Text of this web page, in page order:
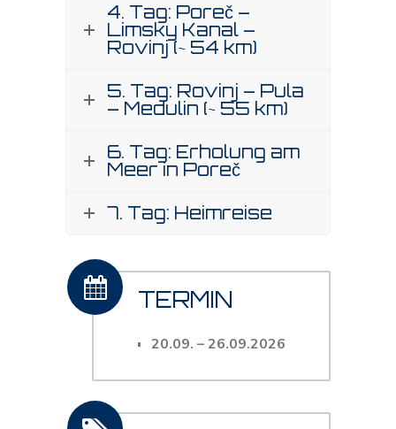
4. Tag: Poreč –
Limsky Kanal –
Rovinj (~ 54 km)
5. Tag: Rovinj – Pula
– Medulin (~ 55 km)
6. Tag: Erholung am
Meer in Poreč
7. Tag: Heimreise
TERMIN
20.09. – 26.09.2026